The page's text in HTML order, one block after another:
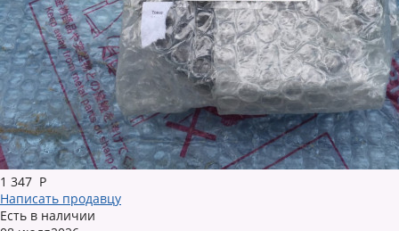
1 347 Р
Написать продавцу
Есть в наличии